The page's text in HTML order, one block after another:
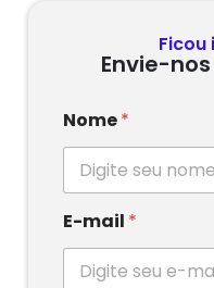
Ficou
Envie-
Nome*
E-mail *